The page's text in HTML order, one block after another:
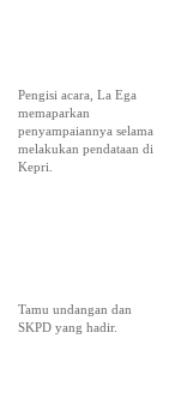
Pengisi acara, La Ega
memaparkan
penyampaiannya selama
melakukan pendataan di
Kepri.
Tamu undangan dan
SKPD yang hadir.